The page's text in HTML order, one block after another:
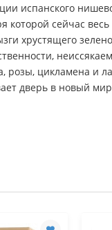
испанского
сейчас
хрустящего
розы, цикламена и
дверь в новый